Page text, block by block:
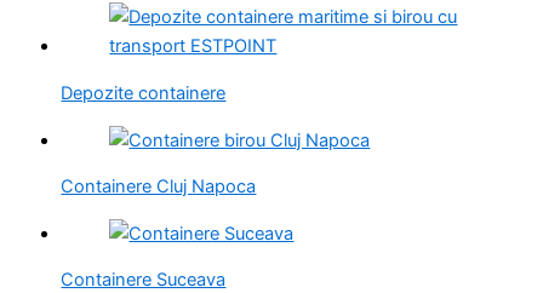
Depozite containere
Containere Cluj Napoca
Containere Suceava